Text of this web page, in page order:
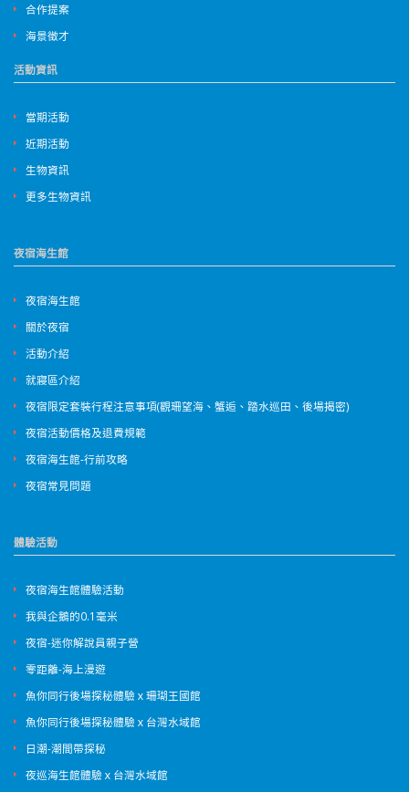
合作提案
海景徵才
活動資訊
當期活動
近期活動
生物資訊
更多生物資訊
夜宿海生館
夜宿海生館
關於夜宿
活動介紹
就寢區介紹
夜宿限定套裝行程注意事項(觀珊望海、蟹逅、踏水巡田、後場揭密)
夜宿活動價格及退費規範
夜宿海生館-行前攻略
夜宿常見問題
體驗活動
夜宿海生館體驗活動
我與企鵝的0.1毫米
夜宿-迷你解說員親子營
零距離-海上漫遊
魚你同行後場探秘體驗ｘ珊瑚王國館
魚你同行後場探秘體驗ｘ台灣水域館
日潮-潮間帶探秘
夜巡海生館體驗ｘ台灣水域館